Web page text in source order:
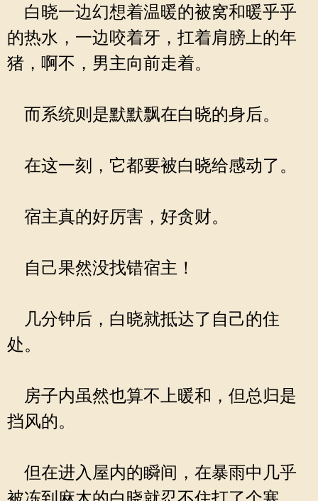
白晓一边幻想着温暖的被窝和暖乎乎
的热水，一边咬着牙，扛着肩膀上的年
猪，啊不，男主向前走着。
而系统则是默默飘在白晓的身后。
在这一刻，它都要被白晓给感动了。
宿主真的好厉害，好贪财。
自己果然没找错宿主！
几分钟后，白晓就抵达了自己的住
处。
房子内虽然也算不上暖和，但总归是
挡风的。
但在进入屋内的瞬间，在暴雨中几乎